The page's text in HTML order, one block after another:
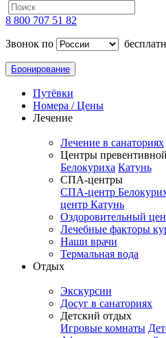
8 800 707 51 82
Звонок по
Бронирование
Путёвки
Номера / Цены
Лечение
Лечение в санаториях
Центры
Белокуриха Катунь
СПА-центры
СПА-центр
центр Катунь
Оздоровительный
Лечебные факторы
Наши врачи
Термальная вода
Отдых
Экскурсии
Досуг в санаториях
Детский отдых
Игровые комнаты